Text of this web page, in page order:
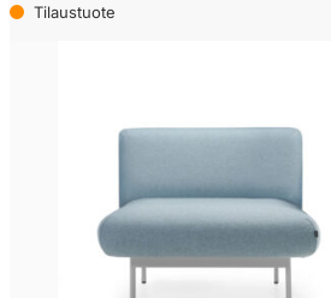
Edellinen
Tilaustuote